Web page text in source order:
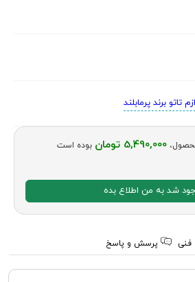
تاتو برند پرمابلند
5,490,000 تومان بوده است
شد به من اطلاع بده
پرسش و پاسخ